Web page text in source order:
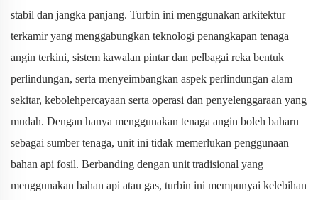
stabil dan jangka panjang. Turbin ini menggunakan arkitektur
terkamir yang menggabungkan teknologi penangkapan tenaga
angin terkini, sistem kawalan pintar dan pelbagai reka bentuk
perlindungan, serta menyeimbangkan aspek perlindungan alam
sekitar, kebolehpercayaan serta operasi dan penyelenggaraan yang
mudah. Dengan hanya menggunakan tenaga angin boleh baharu
sebagai sumber tenaga, unit ini tidak memerlukan penggunaan
bahan api fosil. Berbanding dengan unit tradisional yang
menggunakan bahan api atau gas, turbin ini mempunyai kelebihan